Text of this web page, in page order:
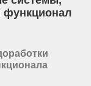
функционал